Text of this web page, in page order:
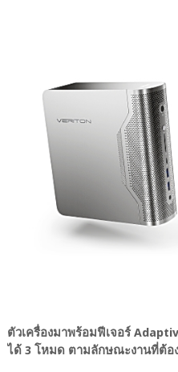
ตัวเครื่องมาพร้อมฟีเจอร์
ได้ 3 โหมด ตามลักษณะงานที่ต้อ